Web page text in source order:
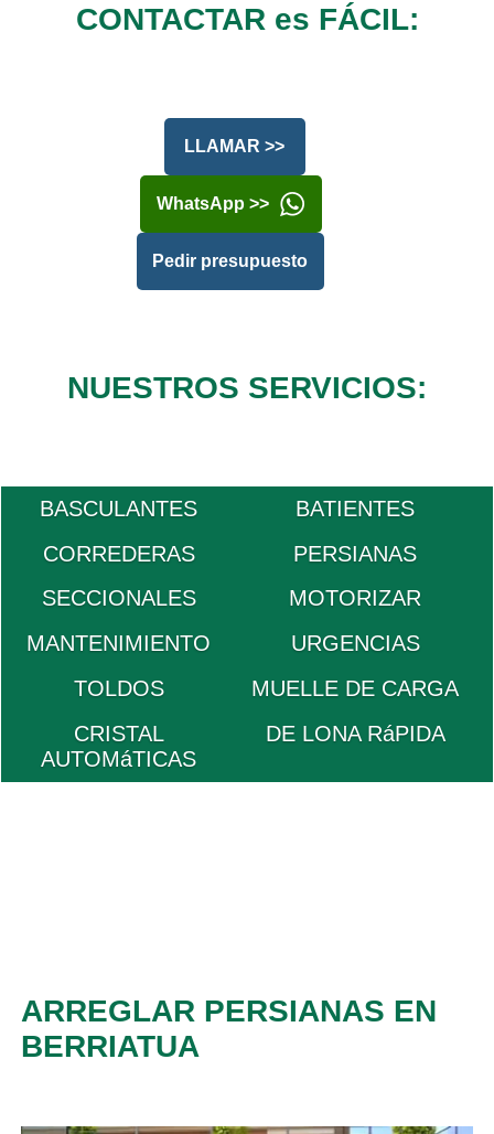
CONTACTAR es FÁCIL:
LLAMAR >>
WhatsApp >>
Pedir presupuesto
NUESTROS SERVICIOS:
BASCULANTES
BATIENTES
CORREDERAS
PERSIANAS
SECCIONALES
MOTORIZAR
MANTENIMIENTO
URGENCIAS
TOLDOS
MUELLE DE CARGA
CRISTAL
AUTOMáTICAS
DE LONA RáPIDA
ARREGLAR PERSIANAS EN
BERRIATUA